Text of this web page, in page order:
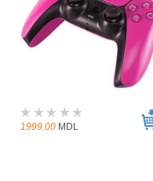
1999.00 MDL